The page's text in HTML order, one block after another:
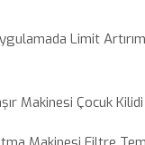
Limit
Makinesi Çocuk Kilidi